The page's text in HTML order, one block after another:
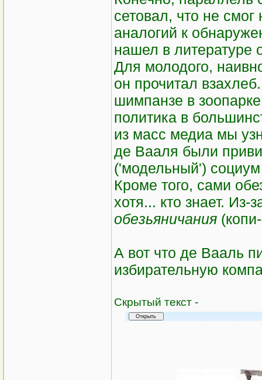
сетовал, что не смог
аналогий к
нашел в литературе
Для молодого,
он прочитал
шимпанзе в
политика в
из масс медиа мы
де Вааля были
('модельный')
Кроме того, сами
хотя... кто знает. Из-
обезьяничания
А вот что де Вааль
избирательную
Cкрытый текст -